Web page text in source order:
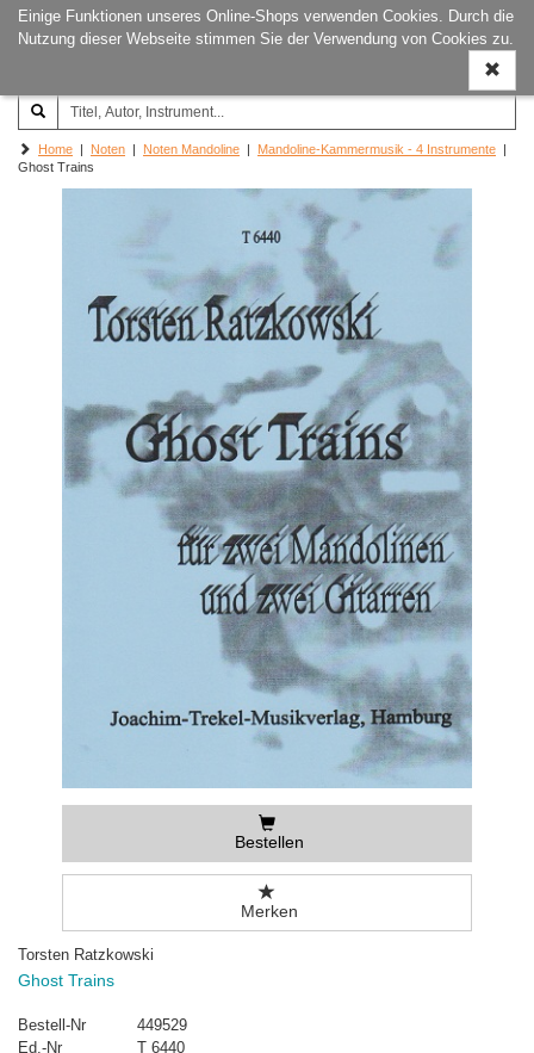
Einige Funktionen unseres Online-Shops verwenden Cookies. Durch die
Nutzung dieser Webseite stimmen Sie der Verwendung von Cookies zu.
ein-/
Joachim‐Trekel‐Musikverlag,
Hamburg
Home | Noten | Noten Mandoline | Mandoline-Kammermusik - 4 Instrumente |
Ghost Trains
Bestellen
Merken
Torsten Ratzkowski
Ghost Trains
Bestell-Nr
449529
Ed.-Nr
T 6440